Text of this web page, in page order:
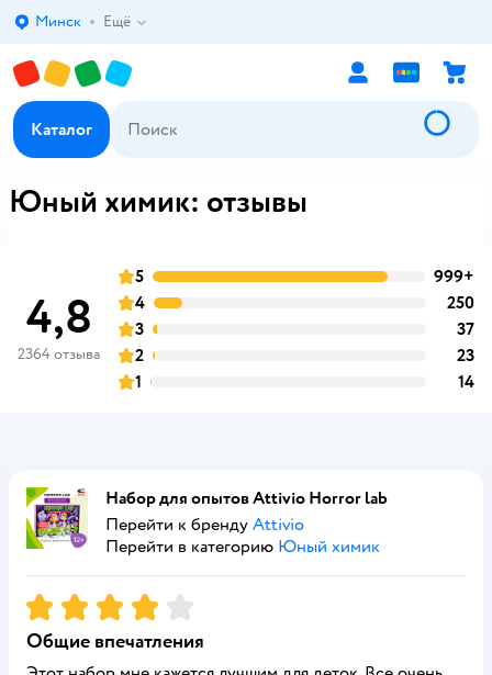
Выбор адреса доставки.
Минск Ещё
Каталог
Юный химик: отзывы
4,8
2364 отзыва
оценка
5 999+
оценка
4 250
оценка
3 37
оценка
2 23
оценка
1 14
Набор для опытов Attivio Horror lab
Перейти к бренду Attivio
Перейти в категорию Юный химик
Рейтинг:4
Общие впечатления